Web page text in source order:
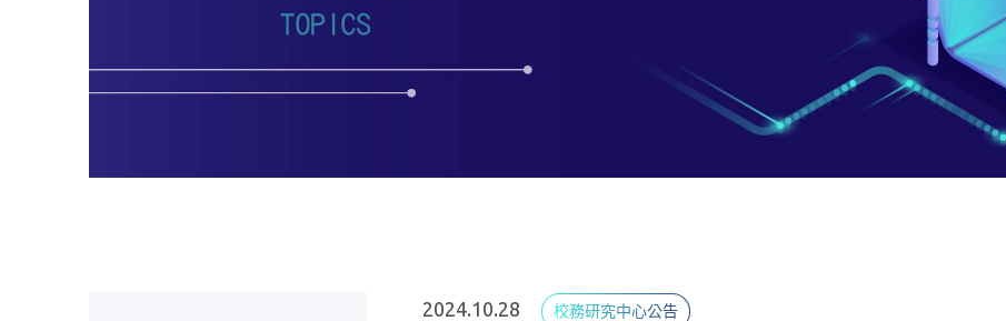
2024.10.28 校務研究中心公告